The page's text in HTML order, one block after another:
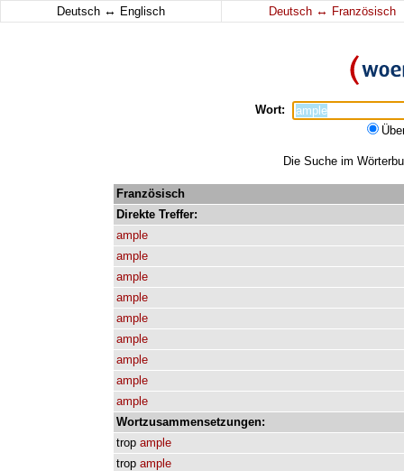
Deutsch ↔ Englisch Deutsch ↔ Französisch
Wort:
Die Suche im
Französisch
Direkte Treffer:
ample
ample
ample
ample
ample
ample
ample
ample
ample
Wortzusammensetzungen:
trop ample
trop ample